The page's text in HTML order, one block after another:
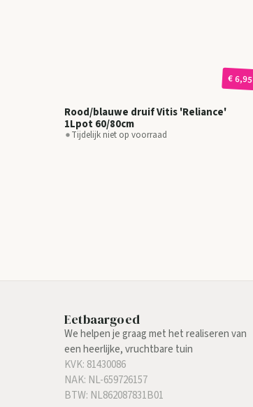
€ 6,95
Rood/blauwe druif Vitis 'Reliance'
1Lpot 60/80cm
Tijdelijk niet op voorraad
Eetbaargoed
We helpen je graag met het realiseren van
een heerlijke, vruchtbare tuin
KVK: 81430086
NAK: NL-659726157
BTW: NL862087831B01